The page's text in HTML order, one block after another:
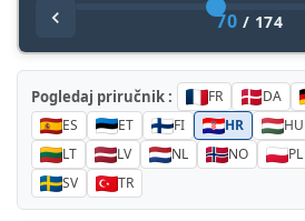
70 / 174
Pogledaj priručnik : FR DA
ES
ET FI HR HU
LT
LV NL NO PL
SV
TR